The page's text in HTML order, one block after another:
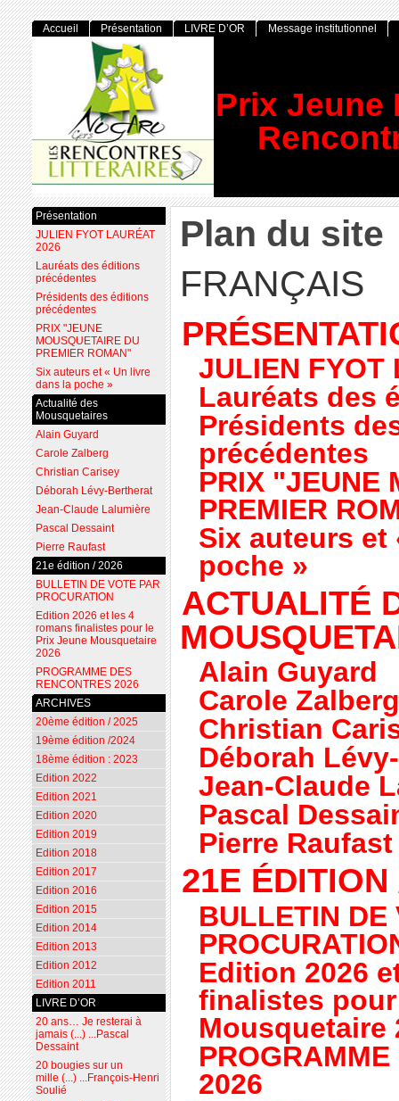
Prix Jeune
Plan du site
FRANÇAIS
JULIEN FYOT
Lauréats des
Présidents
précédentes
PRIX "JEUNE
PREMIER
Six auteurs et
poche »
ACTUALITÉ
Alain Guyard
Carole
Christian
Déborah
Jean-Claude
Pascal
Pierre Raufast
21E ÉDITION
BULLETIN DE
Edition 2026
finalistes
Mousquetaire
2026
Accueil Présentation LIVRE D’OR Message institutionnel
Présentation
JULIEN FYOT LAURÉAT
2026
Lauréats des éditions
précédentes
Présidents des éditions
précédentes
PRIX "JEUNE
MOUSQUETAIRE DU
PREMIER ROMAN"
Six auteurs et « Un livre
dans la poche »
Actualité des
Mousquetaires
Alain Guyard
Carole Zalberg
Christian Carisey
Déborah Lévy-Bertherat
Jean-Claude Lalumière
Pascal Dessaint
Pierre Raufast
21e édition / 2026
BULLETIN DE VOTE PAR
PROCURATION
Edition 2026 et les 4
romans finalistes pour le
Prix Jeune Mousquetaire
2026
PROGRAMME DES
RENCONTRES 2026
ARCHIVES
20ème édition / 2025
19ème édition /2024
18ème édition : 2023
Edition 2022
Edition 2021
Edition 2020
Edition 2019
Edition 2018
Edition 2017
Edition 2016
Edition 2015
Edition 2014
Edition 2013
Edition 2012
Edition 2011
LIVRE D’OR
20 ans… Je resterai à
jamais (...) ...Pascal
Dessaint
20 bougies sur un
mille (...) ...François-Henri
Soulié